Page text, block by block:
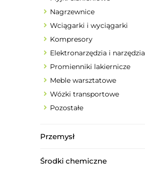
Nagrzewnice
Wciągarki i wyciągarki
Kompresory
Elektronarzędzia i narzędzia
Promienniki lakiernicze
Meble warsztatowe
Wózki transportowe
Pozostałe
Przemysł
Środki chemiczne